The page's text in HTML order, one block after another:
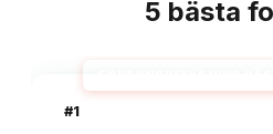
5 bästa
#1